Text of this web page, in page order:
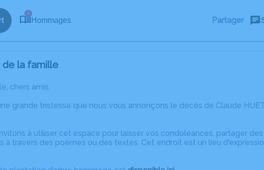
3
Hommages Partager
de la famille
chers amis,
grande tristesse que nous vous annonçons le décès de Claude
à utiliser cet espace pour laisser vos condoléances, partager
à travers des poèmes ou des textes. Cet endroit est un lieu